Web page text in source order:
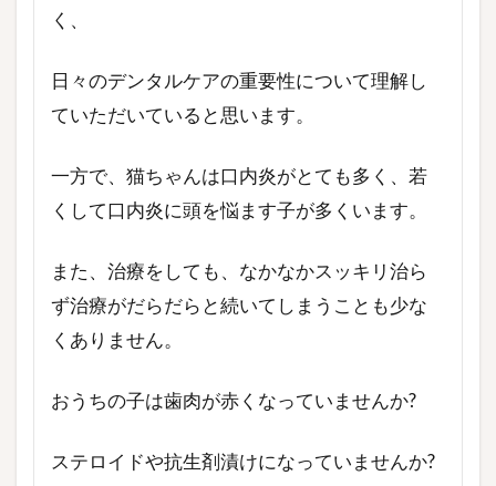
く、
日々のデンタルケアの重要性について理解し
ていただいていると思います。
一方で、猫ちゃんは口内炎がとても多く、若
くして口内炎に頭を悩ます子が多くいます。
また、治療をしても、なかなかスッキリ治ら
ず治療がだらだらと続いてしまうことも少な
くありません。
おうちの子は歯肉が赤くなっていませんか?
ステロイドや抗生剤漬けになっていませんか?